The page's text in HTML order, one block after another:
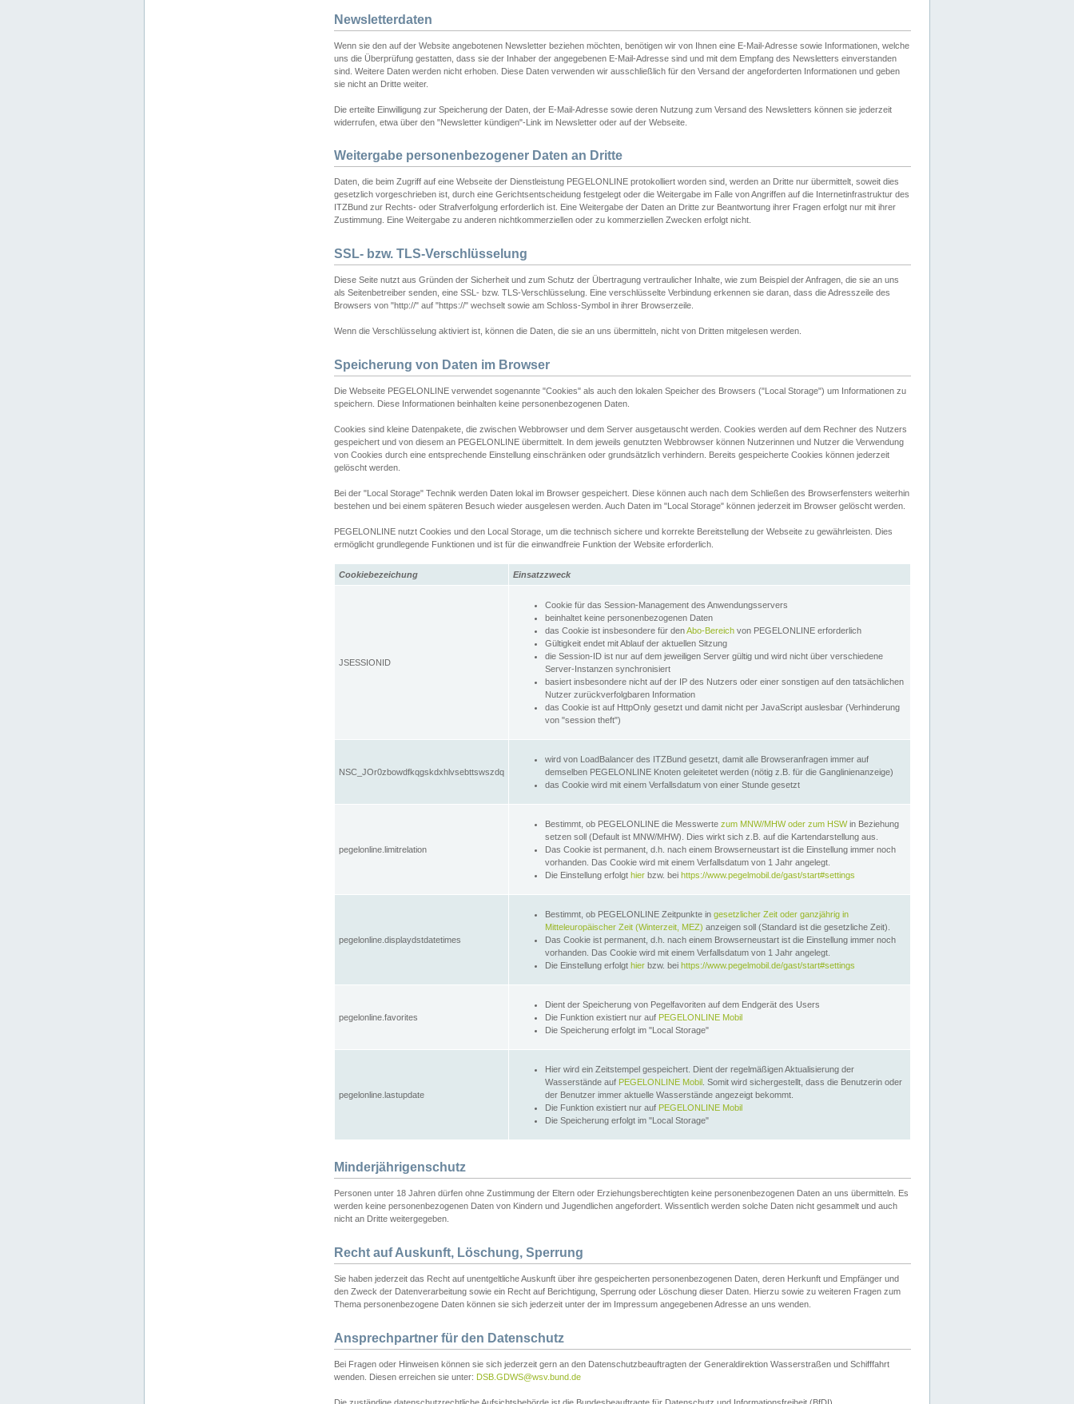
Newsletterdaten
Wenn sie den auf der Website angebotenen Newsletter beziehen möchten, benötigen wir von Ihnen eine E-Mail-Adresse sowie Informationen, welche
uns die Überprüfung gestatten, dass sie der Inhaber der angegebenen E-Mail-Adresse sind und mit dem Empfang des Newsletters einverstanden
sind. Weitere Daten werden nicht erhoben. Diese Daten verwenden wir ausschließlich für den Versand der angeforderten Informationen und geben
sie nicht an Dritte weiter.
Die erteilte Einwilligung zur Speicherung der Daten, der E-Mail-Adresse sowie deren Nutzung zum Versand des Newsletters können sie jederzeit
widerrufen, etwa über den "Newsletter kündigen"-Link im Newsletter oder auf der Webseite.
Weitergabe personenbezogener Daten an Dritte
Daten, die beim Zugriff auf eine Webseite der Dienstleistung PEGELONLINE protokolliert worden sind, werden an Dritte nur übermittelt, soweit dies
gesetzlich vorgeschrieben ist, durch eine Gerichtsentscheidung festgelegt oder die Weitergabe im Falle von Angriffen auf die Internetinfrastruktur des
ITZBund zur Rechts- oder Strafverfolgung erforderlich ist. Eine Weitergabe der Daten an Dritte zur Beantwortung ihrer Fragen erfolgt nur mit ihrer
Zustimmung. Eine Weitergabe zu anderen nichtkommerziellen oder zu kommerziellen Zwecken erfolgt nicht.
SSL- bzw. TLS-Verschlüsselung
Diese Seite nutzt aus Gründen der Sicherheit und zum Schutz der Übertragung vertraulicher Inhalte, wie zum Beispiel der Anfragen, die sie an uns
als Seitenbetreiber senden, eine SSL- bzw. TLS-Verschlüsselung. Eine verschlüsselte Verbindung erkennen sie daran, dass die Adresszeile des
Browsers von "http://" auf "https://" wechselt sowie am Schloss-Symbol in ihrer Browserzeile.
Wenn die Verschlüsselung aktiviert ist, können die Daten, die sie an uns übermitteln, nicht von Dritten mitgelesen werden.
Speicherung von Daten im Browser
Die Webseite PEGELONLINE verwendet sogenannte "Cookies" als auch den lokalen Speicher des Browsers ("Local Storage") um Informationen zu
speichern. Diese Informationen beinhalten keine personenbezogenen Daten.
Cookies sind kleine Datenpakete, die zwischen Webbrowser und dem Server ausgetauscht werden. Cookies werden auf dem Rechner des Nutzers
gespeichert und von diesem an PEGELONLINE übermittelt. In dem jeweils genutzten Webbrowser können Nutzerinnen und Nutzer die Verwendung
von Cookies durch eine entsprechende Einstellung einschränken oder grundsätzlich verhindern. Bereits gespeicherte Cookies können jederzeit
gelöscht werden.
Bei der "Local Storage" Technik werden Daten lokal im Browser gespeichert. Diese können auch nach dem Schließen des Browserfensters weiterhin
bestehen und bei einem späteren Besuch wieder ausgelesen werden. Auch Daten im "Local Storage" können jederzeit im Browser gelöscht werden.
PEGELONLINE nutzt Cookies und den Local Storage, um die technisch sichere und korrekte Bereitstellung der Webseite zu gewährleisten. Dies
ermöglicht grundlegende Funktionen und ist für die einwandfreie Funktion der Website erforderlich.
Cookiebezeichung Einsatzzweck
JSESSIONID
Cookie für das Session-Management des Anwendungsservers
beinhaltet keine personenbezogenen Daten
das Cookie ist insbesondere für denAbo-Bereich von PEGELONLINE erforderlich
Gültigkeit endet mit Ablauf der aktuellen Sitzung
die Session-ID ist nur auf dem jeweiligen Server gültig und wird nicht über verschiedene
Server-Instanzen synchronisiert
basiert insbesondere nicht auf der IP des Nutzers oder einer sonstigen auf den tatsächlichen
Nutzer zurückverfolgbaren Information
das Cookie ist auf HttpOnly gesetzt und damit nicht per JavaScript auslesbar (Verhinderung
von "session theft")
NSC_JOr0zbowdfkqgskdxhlvsebttswszdq
wird von LoadBalancer des ITZBund gesetzt, damit alle Browseranfragen immer auf
demselben PEGELONLINE Knoten geleitetet werden (nötig z.B. für die Ganglinienanzeige)
das Cookie wird mit einem Verfallsdatum von einer Stunde gesetzt
pegelonline.limitrelation
Bestimmt, ob PEGELONLINE die Messwerte zum MNW/MHW oder zum HSWin Beziehung
setzen soll (Default ist MNW/MHW). Dies wirkt sich z.B. auf die Kartendarstellung aus.
Das Cookie ist permanent, d.h. nach einem Browserneustart ist die Einstellung immer noch
vorhanden. Das Cookie wird mit einem Verfallsdatum von 1 Jahr angelegt.
Die Einstellung erfolgt hier bzw. bei https://www.pegelmobil.de/gast/start#settings
pegelonline.displaydstdatetimes
Bestimmt, ob PEGELONLINE Zeitpunkte in gesetzlicher Zeit oder ganzjährig in
Mitteleuropäischer Zeit (Winterzeit, MEZ) anzeigen soll (Standard ist die gesetzliche Zeit).
Das Cookie ist permanent, d.h. nach einem Browserneustart ist die Einstellung immer noch
vorhanden. Das Cookie wird mit einem Verfallsdatum von 1 Jahr angelegt.
Die Einstellung erfolgt hier bzw. bei https://www.pegelmobil.de/gast/start#settings
pegelonline.favorites
Dient der Speicherung von Pegelfavoriten auf dem Endgerät des Users
Die Funktion existiert nur auf PEGELONLINE Mobil
Die Speicherung erfolgt im "Local Storage"
pegelonline.lastupdate
Hier wird ein Zeitstempel gespeichert. Dient der regelmäßigen Aktualisierung der
Wasserstände auf PEGELONLINE Mobil . Somit wird sichergestellt, dass die Benutzerin oder
der Benutzer immer aktuelle Wasserstände angezeigt bekommt.
Die Funktion existiert nur auf PEGELONLINE Mobil
Die Speicherung erfolgt im "Local Storage"
Minderjährigenschutz
Personen unter 18 Jahren dürfen ohne Zustimmung der Eltern oder Erziehungsberechtigten keine personenbezogenen Daten an uns übermitteln. Es
werden keine personenbezogenen Daten von Kindern und Jugendlichen angefordert. Wissentlich werden solche Daten nicht gesammelt und auch
nicht an Dritte weitergegeben.
Recht auf Auskunft, Löschung, Sperrung
Sie haben jederzeit das Recht auf unentgeltliche Auskunft über ihre gespeicherten personenbezogenen Daten, deren Herkunft und Empfänger und
den Zweck der Datenverarbeitung sowie ein Recht auf Berichtigung, Sperrung oder Löschung dieser Daten. Hierzu sowie zu weiteren Fragen zum
Thema personenbezogene Daten können sie sich jederzeit unter der im Impressum angegebenen Adresse an uns wenden.
Ansprechpartner für den Datenschutz
Bei Fragen oder Hinweisen können sie sich jederzeit gern an den Datenschutzbeauftragten der Generaldirektion Wasserstraßen und Schifffahrt
wenden. Diesen erreichen sie unter: DSB.GDWS@wsv.bund.de